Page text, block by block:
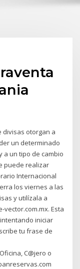
divisas otorgan a
un determinado
a un tipo de cambio
puede realizar
Internacional
los viernes a las
y utilízala a
Esta
iniciar
tu frase de
C@jero o